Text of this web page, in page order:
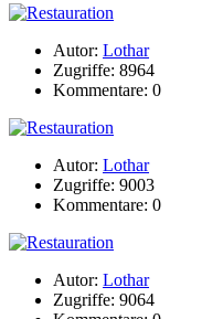
Autor: Lothar
Zugriffe: 8964
Kommentare: 0
Autor: Lothar
Zugriffe: 9003
Kommentare: 0
Autor: Lothar
Zugriffe: 9064